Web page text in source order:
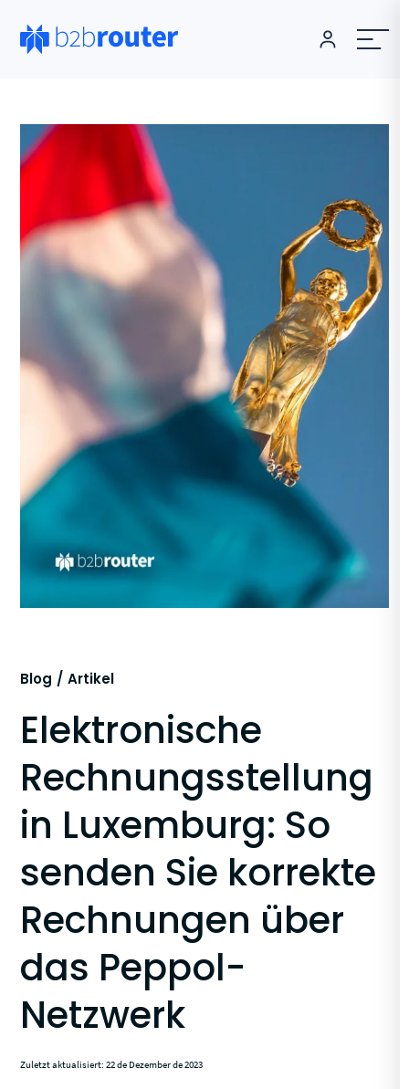
Blog Artikel
Elektronische
Rechnungsstellung
in Luxemburg: So
senden Sie korrekte
Rechnungen über
das Peppol-
Netzwerk
Zuletzt aktualisiert: 22 de Dezember de 2023